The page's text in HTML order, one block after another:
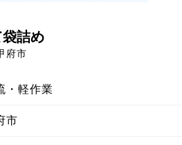
詰め
府市
・軽作業
市